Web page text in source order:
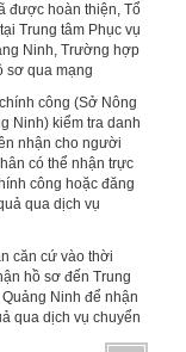
được hoàn thiện, Tổ
Trung tâm Phục vụ
Ninh, Trường hợp
sơ qua mạng
công (Sở Nông
Ninh) kiểm tra danh
nhận cho người
có thể nhận trực
công hoặc đăng
qua dịch vụ
căn cứ vào thời
hồ sơ đến Trung
Ninh để nhận
qua dịch vụ chuyển